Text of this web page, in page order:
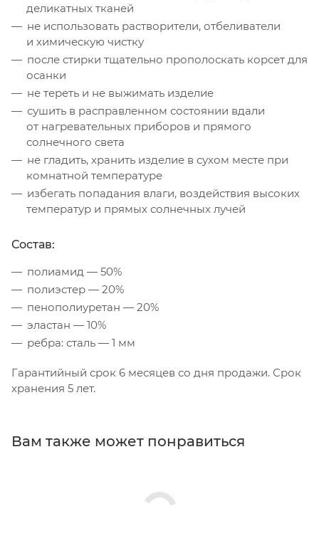
деликатных тканей
не использовать растворители, отбеливатели
и химическую чистку
после стирки тщательно прополоскать корсет для
осанки
не тереть и не выжимать изделие
сушить в расправленном состоянии вдали
от нагревательных приборов и прямого
солнечного света
не гладить, хранить изделие в сухом месте при
комнатной температуре
избегать попадания влаги, воздействия высоких
температур и прямых солнечных лучей
Состав:
полиамид — 50%
полиэстер — 20%
пенополиуретан — 20%
эластан — 10%
ребра: сталь — 1 мм
Гарантийный срок 6 месяцев со дня продажи. Срок
хранения 5 лет.
Вам также может понравиться